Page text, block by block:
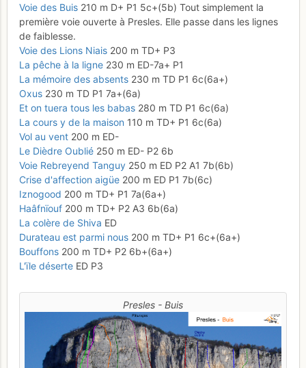
Voie des Buis 210 m D+ P1 5c+(5b) Tout simplement la
première voie ouverte à Presles. Elle passe dans les lignes
de faiblesse.
Voie des Lions Niais 200 m TD+ P3
La pêche à la ligne 230 m ED-7a+ P1
La mémoire des absents 230 m TD P1 6c(6a+)
Oxus 230 m TD P1 7a+(6a)
Et on tuera tous les babas 280 m TD P1 6c(6a)
La cours y de la maison 110 m TD+ P1 6c(6a)
Vol au vent 200 m ED-
Le Dièdre Oublié 250 m ED- P2 6b
Voie Rebreyend Tanguy 250 m ED P2 A1 7b(6b)
Crise d'affection aigüe 200 m ED P1 7b(6c)
Iznogood 200 m TD+ P1 7a(6a+)
Haâfnïouf 200 m TD+ P2 A3 6b(6a)
La colère de Shiva ED
Durateau est parmi nous 200 m TD+ P1 6c+(6a+)
Bouffons 200 m TD+ P2 6b+(6a+)
L'ïle déserte ED P3
Presles - Buis